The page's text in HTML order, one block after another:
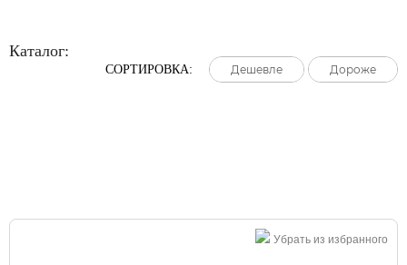
Каталог:
СОРТИРОВКА: Дешевле
Дешевле
Дешевле Дороже
Дороже
Дороже
Убрать из избранного